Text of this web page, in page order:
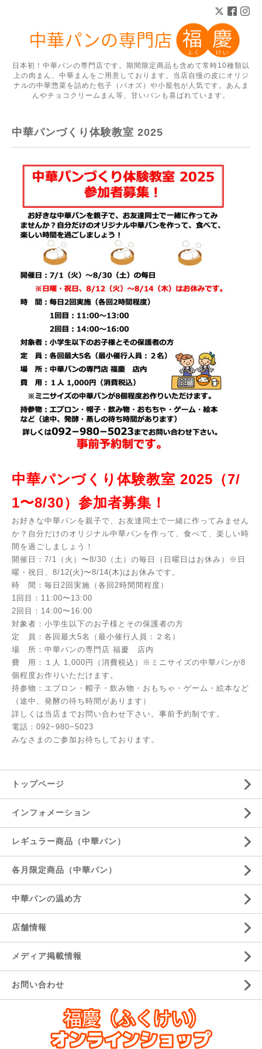
日本初！中華パンの専門店です。期間限定商品も含めて常時10種類以
上の肉まん、中華まんをご用意しております。当店自慢の皮にオリジ
ナルの中華惣菜を詰めた包子（パオズ）や小籠包が人気です。あんま
んやチョコクリームまん等、甘いパンも喜ばれています。
中華パンづくり体験教室 2025
中華パンづくり体験教室 2025（7/
1〜8/30）参加者募集！
お好きな中華パンを親子で、お友達同士で一緒に作ってみません
か？自分だけのオリジナル中華パンを作って、食べて、楽しい時
間を過ごしましょう！
開催日：7/1（火）〜8/30（土）の毎日（日曜日はお休み）※日
曜・祝日、8/12(火)〜8/14(木)はお休みです。
時 間：毎日2回実施（各回2時間間程度）
1回目：11:00〜13:00
2回目：14:00〜16:00
対象者：小学生以下のお子様とその保護者の方
定 員：各回最大5名（最小催行人員：２名）
場 所：中華パンの専門店 福慶 店内
費 用：１人 1,000円（消費税込）※ミニサイズの中華パンが8
個程度お作りいただけます。
持参物：エプロン・帽子・飲み物・おもちゃ・ゲーム・絵本など
（途中、発酵の待ち時間があります）
詳しくは当店までお問い合わせ下さい。事前予約制です。
電話：092−980−5023
みなさまのご参加お待ちしております。
トップページ
インフォメーション
レギュラー商品（中華パン）
各月限定商品（中華パン）
中華パンの温め方
店舗情報
メディア掲載情報
お問い合わせ